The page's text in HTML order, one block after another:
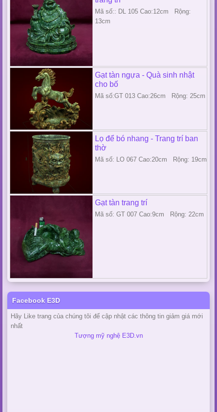
Mã số:: DL 105 Cao:12cm Rộng:
13cm
Gạt tàn ngựa - Quà sinh nhật
cho bố
Mã số:GT 013 Cao:26cm Rộng: 25cm
Lọ để bó nhang - Trang trí ban
thờ
Mã số: LO 067 Cao:20cm Rộng: 19cm
Gạt tàn trang trí
Mã số: GT 007 Cao:9cm Rộng: 22cm
Facebook E3D
Hãy Like trang của chúng tôi để cập nhật các thông tin giảm giá mới
nhất
Tượng mỹ nghệ E3D.vn